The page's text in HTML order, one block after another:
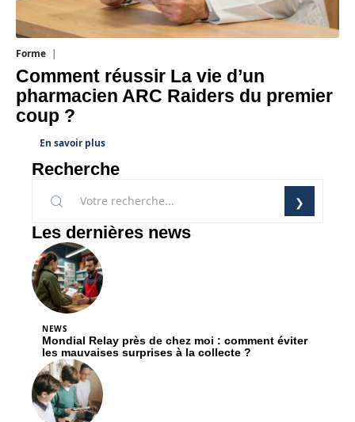
Forme
Comment réussir La vie d’un
pharmacien ARC Raiders du premier
coup ?
En savoir plus
Recherche
Les dernières news
NEWS
Mondial Relay près de chez moi : comment éviter
les mauvaises surprises à la collecte ?